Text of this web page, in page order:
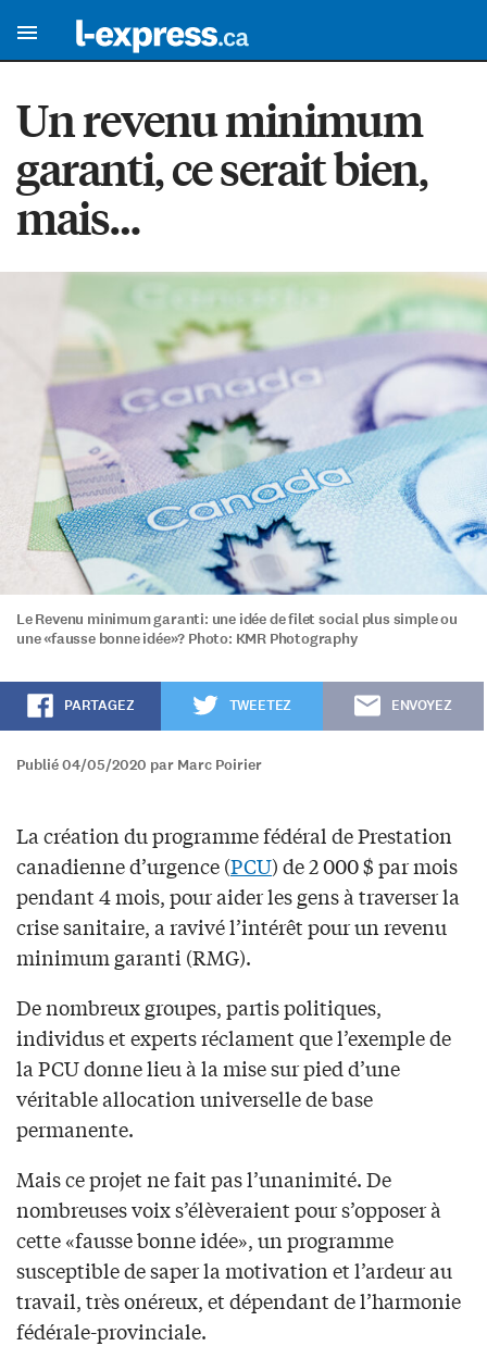
Un revenu minimum
garanti, ce serait bien,
mais…
Le Revenu minimum garanti: une idée de filet social plus simple ou
une «fausse bonne idée»? Photo: KMR Photography
PARTAGEZ TWEETEZ ENVOYEZ
Publié 04/05/2020 par Marc Poirier
La création du programme fédéral de Prestation
canadienne d’urgence (PCU) de 2 000 $ par mois
pendant 4 mois, pour aider les gens à traverser la
crise sanitaire, a ravivé l’intérêt pour un revenu
minimum garanti (RMG).
De nombreux groupes, partis politiques,
individus et experts réclament que l’exemple de
la PCU donne lieu à la mise sur pied d’une
véritable allocation universelle de base
permanente.
Mais ce projet ne fait pas l’unanimité. De
nombreuses voix s’élèveraient pour s’opposer à
cette «fausse bonne idée», un programme
susceptible de saper la motivation et l’ardeur au
travail, très onéreux, et dépendant de l’harmonie
fédérale-provinciale.